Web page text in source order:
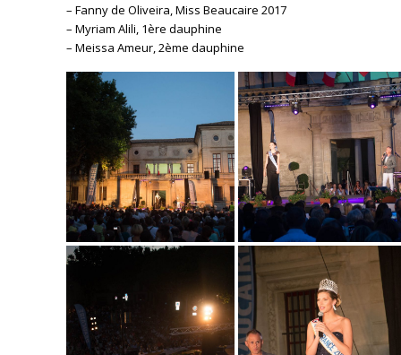
– Fanny de Oliveira, Miss Beaucaire 2017
– Myriam Alili, 1ère dauphine
– Meissa Ameur, 2ème dauphine